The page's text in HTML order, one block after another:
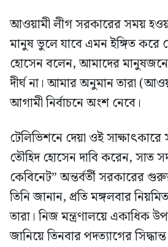
আওয়ামী লীগ সরকারের সময়
মানুষ ভুলে যাবে এমন ইঙ্গিত করে
হোসেন বলেন, আমাদের
দীর্ঘ না। আমার অনুমান তারা
আগামী নির্বাচনে অংশ নেবে।
টেলিভিশনে দেয়া ওই সাক্ষাৎকারে
তৌহিদ হোসেন দাবি করেন, সাত
কেবিনেট” অন্তর্বর্তী সরকারের
তিনি জানান, প্রতি মঙ্গলবার
তারা। নিজ মন্ত্রণালয়ে একাধিক
জানিয়ে তিনবার পদত্যাগের